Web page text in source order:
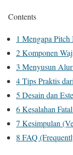
Contents
1 Mengapa
2Komponen
3 Menyusun
4Tips Praktis
5 Desain dan
6Kesalahan
7 Kesimpulan
8 FAQ